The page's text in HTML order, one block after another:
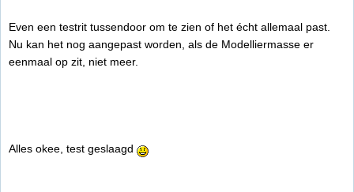
Even een testrit tussendoor om te zien of het écht allemaal past.
Nu kan het nog aangepast worden, als de Modelliermasse er
eenmaal op zit, niet meer.
Alles okee, test geslaagd